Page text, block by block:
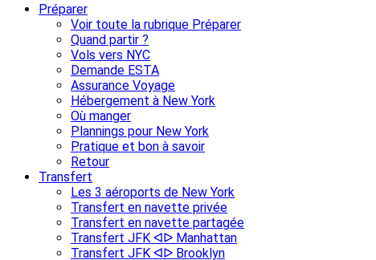
Préparer
Voir toute la rubrique Préparer
Quand partir ?
Vols vers NYC
Demande ESTA
Assurance Voyage
Hébergement à New York
Où manger
Plannings pour New York
Pratique et bon à savoir
Retour
Transfert
Les 3 aéroports de New York
Transfert en navette privée
Transfert en navette partagée
Transfert JFK ᐊᐅ Manhattan
Transfert JFK ᐊᐅ Brooklyn